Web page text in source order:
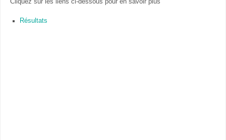
Cliquez sur les liens ci-dessous pour en savoir plus
Résultats